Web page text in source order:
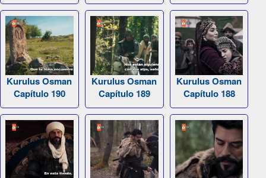
Kurulus Osman
Capítulo 190
Kurulus Osman
Capítulo 189
Kurulus Osman
Capítulo 188